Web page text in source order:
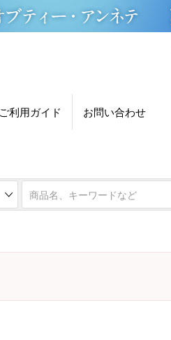
ご利用ガイド お問い合わせ